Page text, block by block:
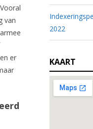
van
er
2022
KAART